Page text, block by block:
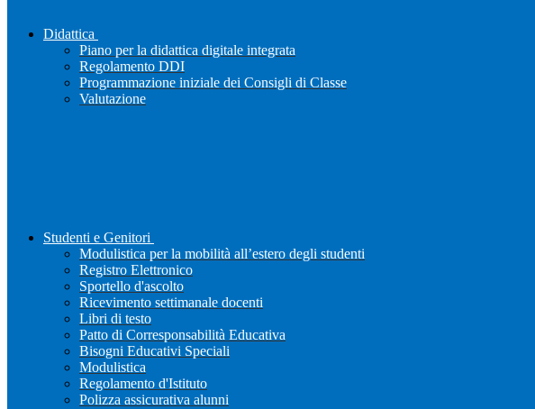
Didattica
Piano per la didattica digitale integrata
Regolamento DDI
Programmazione iniziale dei Consigli di Classe
Valutazione
Studenti e Genitori
Modulistica per la mobilità all’estero degli studenti
Registro Elettronico
Sportello d'ascolto
Ricevimento settimanale docenti
Libri di testo
Patto di Corresponsabilità Educativa
Bisogni Educativi Speciali
Modulistica
Regolamento d'Istituto
Polizza assicurativa alunni